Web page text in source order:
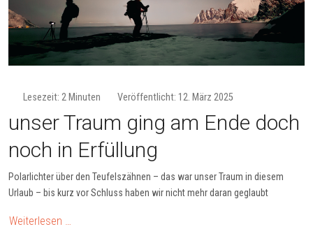
Lesezeit: 2 Minuten Veröffentlicht: 12. März 2025
unser Traum ging am Ende doch
noch in Erfüllung
Polarlichter über den Teufelszähnen – das war unser Traum in diesem
Urlaub – bis kurz vor Schluss haben wir nicht mehr daran geglaubt
Weiterlesen …